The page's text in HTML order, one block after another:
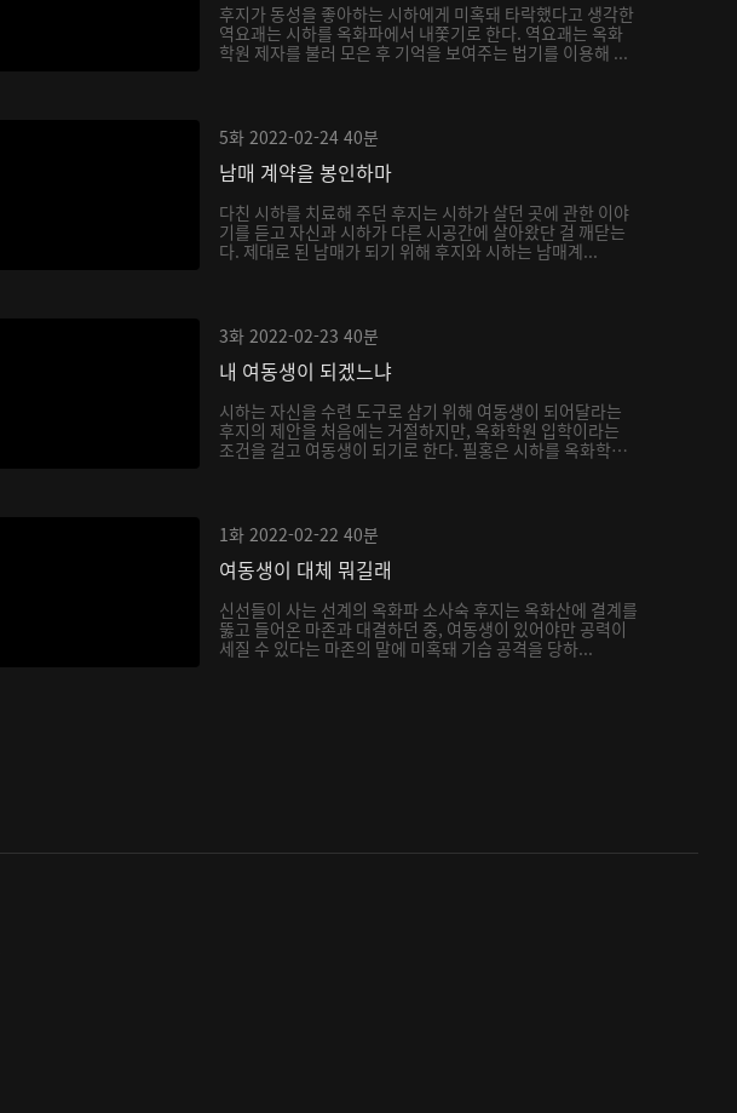
후지가 동성을 좋아하는 시하에게 미혹돼 타락했다고 생각한
역요괘는 시하를 옥화파에서 내쫓기로 한다. 역요괘는 옥화
학원 제자를 불러 모은 후 기억을 보여주는 법기를 이용해 ...
5화 2022-02-24 40분
남매 계약을 봉인하마
다친 시하를 치료해 주던 후지는 시하가 살던 곳에 관한 이야
기를 듣고 자신과 시하가 다른 시공간에 살아왔단 걸 깨닫는
다. 제대로 된 남매가 되기 위해 후지와 시하는 남매계...
3화 2022-02-23 40분
내 여동생이 되겠느냐
시하는 자신을 수련 도구로 삼기 위해 여동생이 되어달라는
후지의 제안을 처음에는 거절하지만, 옥화학원 입학이라는
조건을 걸고 여동생이 되기로 한다. 필홍은 시하를 옥화학
1화 2022-02-22 40분
여동생이 대체 뭐길래
신선들이 사는 선계의 옥화파 소사숙 후지는 옥화산에 결계를
뚫고 들어온 마존과 대결하던 중, 여동생이 있어야만 공력이
세질 수 있다는 마존의 말에 미혹돼 기습 공격을 당하...